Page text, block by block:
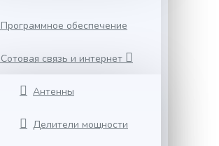
Программное обеспечение
Сотовая связь и интернет
Антенны
Делители мощности